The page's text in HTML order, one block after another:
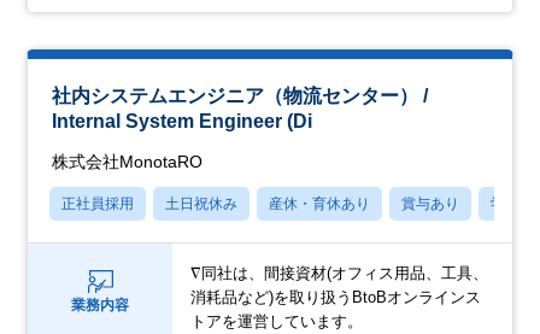
社内システムエンジニア（物流センター） /
Internal System Engineer (Di
株式会社MonotaRO
正社員採用 土日祝休み 産休・育休あり 賞与あり 学歴不
業務内容
∇同社は、間接資材(オフィス用品、工具、
消耗品など)を取り扱うBtoBオンラインス
トアを運営しています。